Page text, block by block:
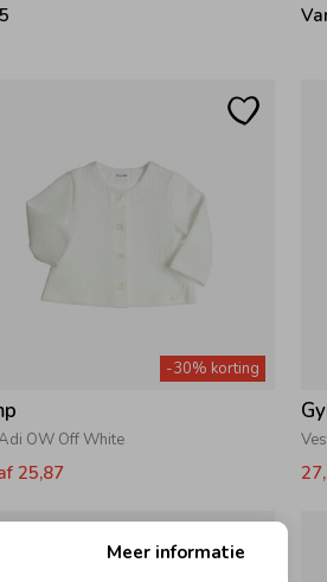
-30% korting
OW Off White
25,87
Meer informatie